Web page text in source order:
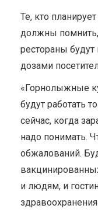
Те, кто
должны помнить,
рестораны
дозами
«Горнолыжные
будут работать
сейчас, когда
надо понимать.
обжалований.
и людям, и